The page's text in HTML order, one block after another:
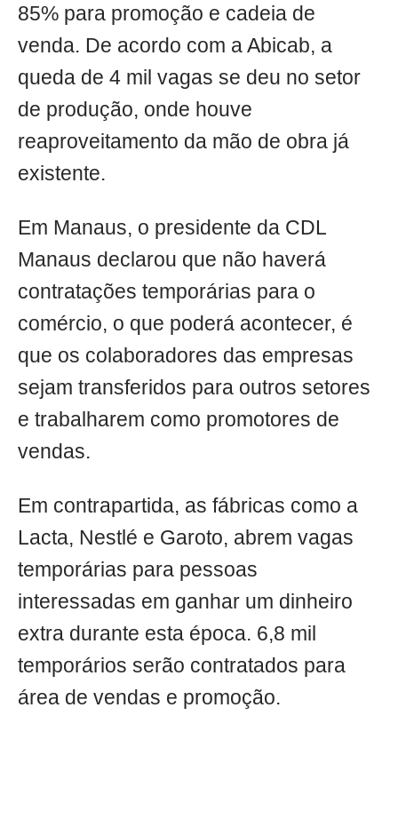
85% para promoção e cadeia de
venda. De acordo com a Abicab, a
queda de 4 mil vagas se deu no setor
de produção, onde houve
reaproveitamento da mão de obra já
existente.
Em Manaus, o presidente da CDL
Manaus declarou que não haverá
contratações temporárias para o
comércio, o que poderá acontecer, é
que os colaboradores das empresas
sejam transferidos para outros setores
e trabalharem como promotores de
vendas.
Em contrapartida, as fábricas como a
Lacta, Nestlé e Garoto, abrem vagas
temporárias para pessoas
interessadas em ganhar um dinheiro
extra durante esta época. 6,8 mil
temporários serão contratados para
área de vendas e promoção.